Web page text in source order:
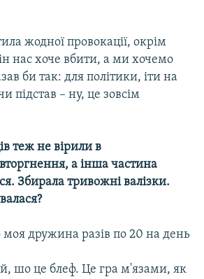
жодної провокації, окрім
нас хоче вбити, а ми хочемо
би так: для політики, іти на
підстав – ну, це зовсім
теж не вірили в
а інша частина
Збирала тривожні валізки.
дружина разів по 20 на день
шо це блеф. Це гра м'язами, як